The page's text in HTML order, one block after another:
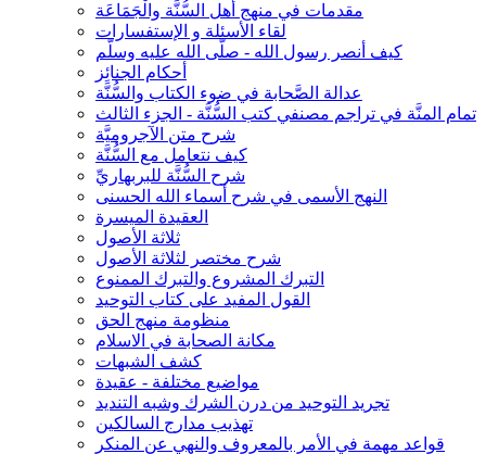
مقدمات في منهج أهل السُّنَّة والْجَمَاعَة
لقاء الأسئلة و الإستفسارات
كيف أنصر رسول الله - صلّى الله عليه وسلّم
أحكام الجنائِز
عدالة الصَّحابة في ضوء الكتاب والسُّنَّة
تمام المنَّة في تراجم مصنفي كتب السُّنَّة - الجزء الثالث
شرح متن الآجروميَّة
كيف نتعامل مع السُّنَّة
شرح السُّنَّة للبربهاريِّ
النهج الأسمى في شرح أسماء الله الحسنى
العقيدة الميسرة
ثلاثة الأصول
شرح مختصر لثلاثة الأصول
التبرك المشروع والتبرك الممنوع
القول المفيد على كتاب التوحيد
منظومة منهج الحق
مكانة الصحابة في الاسلام
كشف الشبهات
مواضيع مختلفة - عقيدة
تجريد التوحيد من درن الشرك وشبه التنديد
تهذيب مدارج السالكين
قواعد مهمة في الأمر بالمعروف والنهي عن المنكر